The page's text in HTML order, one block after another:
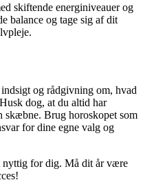
skiftende energiniveauer og
balance og tage sig af dit
og rådgivning om, hvad
dog, at du altid har
skæbne. Brug horoskopet som
for dine egne valg og
nyttig for dig. Må dit år være